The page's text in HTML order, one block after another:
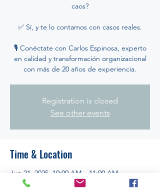
caos?
✅ Sí, y te lo contamos con casos reales.
🎙️ Conéctate con Carlos Espinosa, experto
en calidad y transformación organizacional
con más de 20 años de experiencia.
Registration is closed
See other events
Time & Location
Jun 21, 2025, 10:00 AM – 11:00 AM
Evento Virtual por Zoom